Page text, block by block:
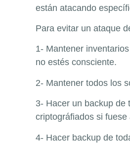
están atacando
Para evitar un ataque
1- Mantener
no estés consciente.
2- Mantener todos los
3- Hacer un backup de
criptográfiados si fuese
4- Hacer backup de